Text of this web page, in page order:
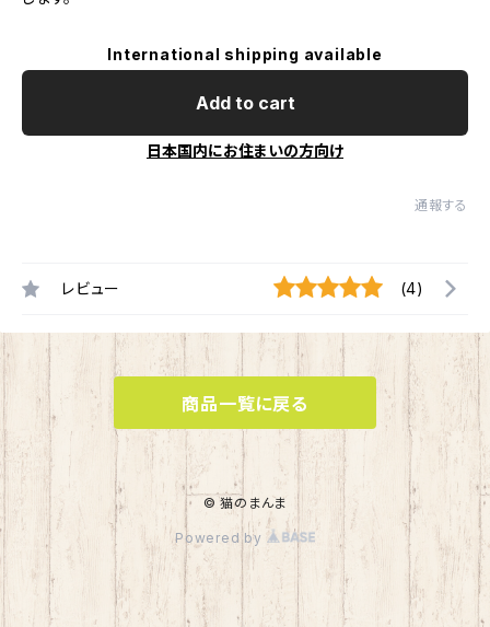
International shipping available
Add to cart
日本国内にお住まいの方向け
通報する
レビュー (4)
商品一覧に戻る
© 猫のまんま
Powered by